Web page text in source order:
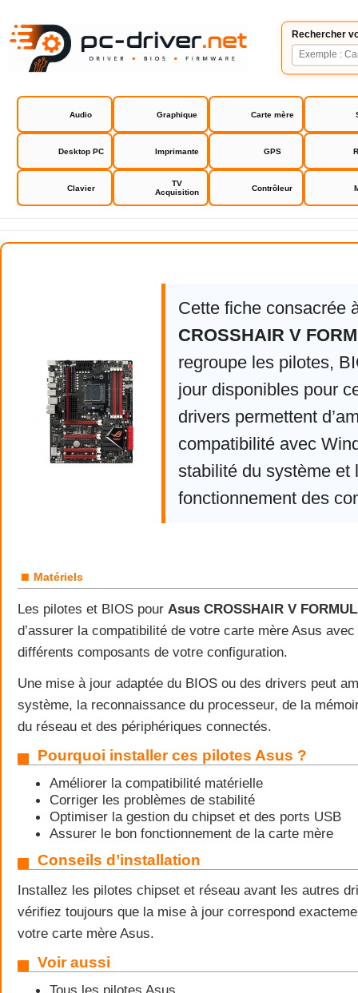
Rechercher
Audio Graphique Carte mère
Desktop PC Imprimante GPS
Clavier
TV
Acquisition
Contrôleur
Asus CROSSHAIR V FORMULA Z
Cette fiche consacrée
CROSSHAIR V
regroupe les pilotes,
jour disponibles pour
drivers permettent
compatibilité avec
stabilité du système et
fonctionnement des
■ Matériels
Les pilotes et BIOS pour Asus CROSSHAIR V
d’assurer la compatibilité de votre carte mère Asus
différents composants de votre configuration.
Une mise à jour adaptée du BIOS ou des drivers peut
système, la reconnaissance du processeur, de la
du réseau et des périphériques connectés.
Pourquoi installer ces pilotes Asus ?
Améliorer la compatibilité matérielle
Corriger les problèmes de stabilité
Optimiser la gestion du chipset et des ports USB
Assurer le bon fonctionnement de la carte mère
Conseils d’installation
Installez les pilotes chipset et réseau avant les autres
vérifiez toujours que la mise à jour correspond
votre carte mère Asus.
Voir aussi
Tous les pilotes Asus